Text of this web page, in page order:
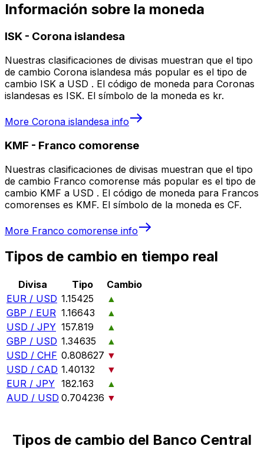
Información sobre la moneda
ISK - Corona islandesa
Nuestras clasificaciones de divisas muestran que el tipo
de cambio Corona islandesa más popular es el tipo de
cambio ISK a USD . El código de moneda para Coronas
islandesas es ISK. El símbolo de la moneda es kr.
More Corona islandesa info
KMF - Franco comorense
Nuestras clasificaciones de divisas muestran que el tipo
de cambio Franco comorense más popular es el tipo de
cambio KMF a USD . El código de moneda para Francos
comorenses es KMF. El símbolo de la moneda es CF.
More Franco comorense info
Tipos de cambio en tiempo real
Divisa Tipo
Cambio
EUR / USD 1.15425
▲
GBP / EUR 1.16643
▲
USD / JPY 157.819
▲
GBP / USD 1.34635
▲
USD / CHF 0.808627 ▼
USD / CAD 1.40132
▼
EUR / JPY 182.163
▲
AUD / USD 0.704236 ▼
Tipos de cambio del Banco Central